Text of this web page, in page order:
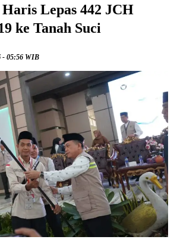
Lepas 442 JCH
ke Tanah Suci
- 05:56 WIB